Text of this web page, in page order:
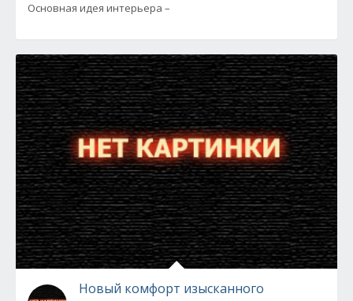
Основная идея интерьера –
Новый комфорт изысканного